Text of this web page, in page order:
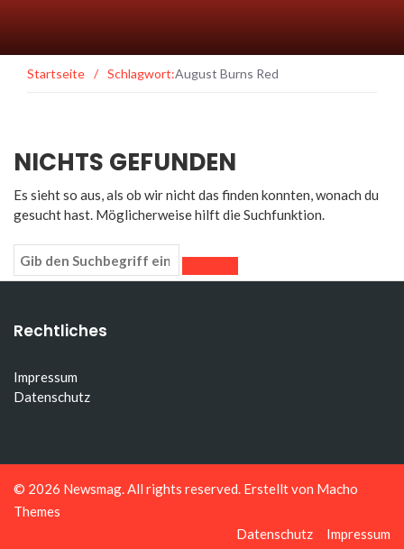
Startseite / Schlagwort:August Burns Red
NICHTS GEFUNDEN
Es sieht so aus, als ob wir nicht das finden konnten, wonach du
gesucht hast. Möglicherweise hilft die Suchfunktion.
Rechtliches
Impressum
Datenschutz
© 2026 Newsmag . All rights reserved. Erstellt von Macho
Themes
Datenschutz
Impressum